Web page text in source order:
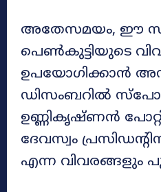
അതേസമയം, ഈ
പെൺകുട്ടിയുടെ
ഉപയോ​ഗിക്കാൻ
ഡിസംബറിൽ
ഉണ്ണികൃഷ്ണൻ
ദേവസ്വം
എന്ന വിവരങ്ങളും